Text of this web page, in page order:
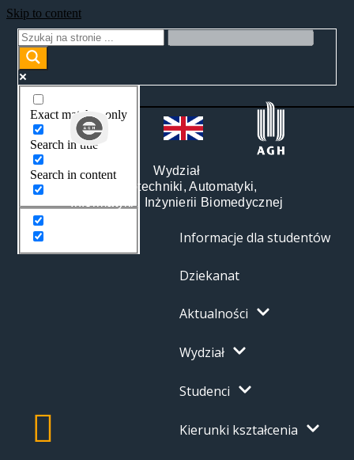
Skip to content
Exact matches only
Search in title
Search in content
Wydział
Elektrotechniki, Automatyki,
Informatyki i Inżynierii Biomedycznej
Informacje dla studentów
Dziekanat
Aktualności
Wydział
Studenci
Kierunki kształcenia